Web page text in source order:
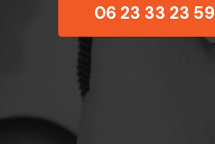
06 23 33 23 59